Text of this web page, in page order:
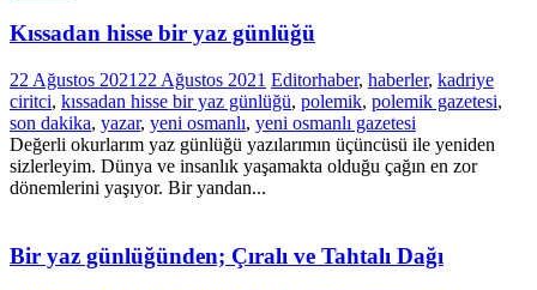
Kıssadan hisse bir yaz günlüğü
22 Ağustos 2021 22 Ağustos 2021 Editorhaber, haberler, kadriye
ciritci, kıssadan hisse bir yaz günlüğü, polemik, polemik gazetesi,
son dakika, yazar, yeni osmanlı, yeni osmanlı gazetesi
Değerli okurlarım yaz günlüğü yazılarımın üçüncüsü ile yeniden
sizlerleyim. Dünya ve insanlık yaşamakta olduğu çağın en zor
dönemlerini yaşıyor. Bir yandan...
Bir yaz günlüğünden; Çıralı ve Tahtalı Dağı